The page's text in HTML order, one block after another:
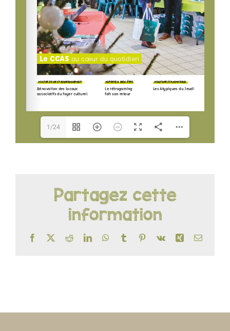
LOISIRS
PUBLICATIONS
1/24
Partagez cette
information
Facebook
X RedditLinkedInWhatsApp
TumblrPinterest
Vk Xing Email